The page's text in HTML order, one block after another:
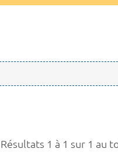
Résultats 1 à 1 sur 1 au